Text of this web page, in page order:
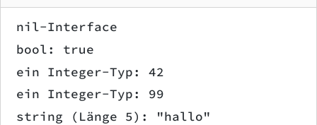
nil-Interface
bool: true
ein Integer-Typ: 42
ein Integer-Typ: 99
string (Länge 5): "hallo"